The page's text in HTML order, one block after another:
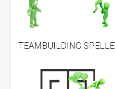
TEAMBUILDING